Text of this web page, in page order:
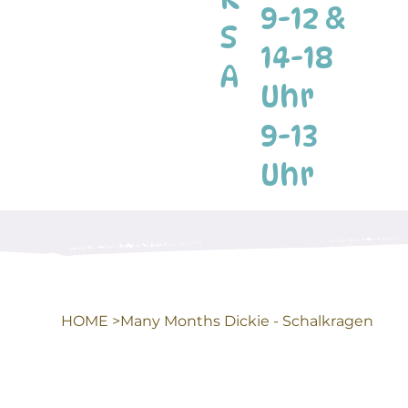
S
A
9-12 &
14-18
Uhr
9-13
Uhr
HOME >Many Months Dickie - Schalkragen